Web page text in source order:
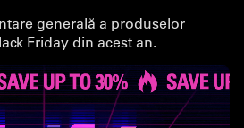
generală a produselor
Friday din acest an.